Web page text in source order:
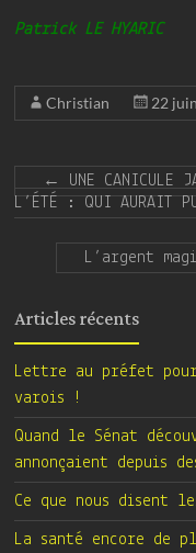
Patrick LE HYARIC
Christian 22
←
UNE CANICULE
L’ÉTÉ : QUI AURAIT
L’argent
Articles récents
Lettre au préfet
varois !
Quand le Sénat
annonçaient depuis
Ce que nous disent
La santé encore de